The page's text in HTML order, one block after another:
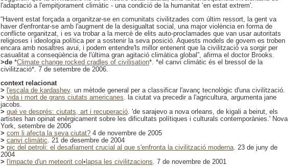
l'adaptació a l'empitjorament climàtic - una condició de la humanitat ‘en estat extrem'.
“Havent estat forçada a organitzar-se en comunitats civilitzades com últim ressort, la gent va
haver d'enfrontar-se amb l'augment de la desigualtat social, una major violència en forma de
conflicte organitzat, i es va trobar a la mercè de elits auto-proclamades que van usar autoritats
religioses i ideologia política per a sostenir la seva posició. Aquests models de govern es troben
encara amb nosaltres avui, i podem entendre'ls millor entenent que la civilització va sorgir per
casualitat a conseqüència de l'última gran agitació climàtica global”, afirma el doctor Brooks.
>de *Climate change rocked cradles of civilisation*. *el canvi climàtic és el bressol de la
civilització*. 7 de setembre de 2006.
context relacionat
> l'escala de kardashev. un mètode general per a classificar l'avanç tecnològic d'una civilització.
> vida i mort de grans ciutats americanes. la ciutat va precedir a l'agricultura, argumenta jane
jacobs.
> qué ve després: ciutats, art i recuperació. 'de sarajevo a nova orleans, de kigali a beirut, els
artistes han opinat enèrgicament sobre les dificultats polítiques i culturals contemporànies.' Nova
York, setembre de 2006
> com li afecta la seva ciutat? 4 de novembre de 2005
> canvi climàtic. 21 de desembre de 2004
> pic del petroli: el desafiament crucial al que s'enfronta la civilització moderna. 23 de juny de
2004
> l'impacte d'un meteorit col•lapsa les civilitzacions. 7 de novembre de 2001